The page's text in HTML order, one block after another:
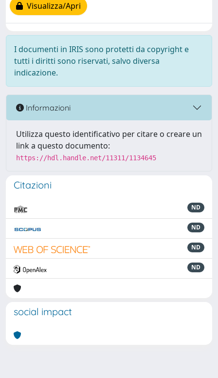
Visualizza/Apri
I documenti in IRIS sono protetti da copyright e
tutti i diritti sono riservati, salvo diversa
indicazione.
Informazioni
Utilizza questo identificativo per citare o creare un
link a questo documento:
https://hdl.handle.net/11311/1134645
Citazioni
ND
ND
ND
ND
social impact